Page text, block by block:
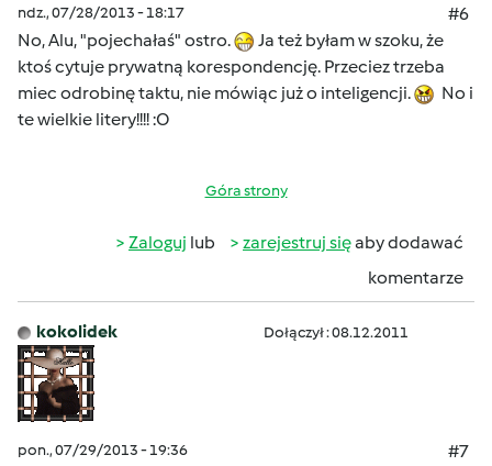
ndz., 07/28/2013 - 18:17
#6
No, Alu, "pojechałaś" ostro.
Ja też byłam w szoku, że
ktoś cytuje prywatną korespondencję. Przeciez trzeba
miec odrobinę taktu, nie mówiąc już o inteligencji.
No i
te wielkie litery!!!! :O
Góra strony
Zaloguj lub zarejestruj sięaby dodawać
komentarze
kokolidek Dołączył : 08.12.2011
pon., 07/29/2013 - 19:36
#7